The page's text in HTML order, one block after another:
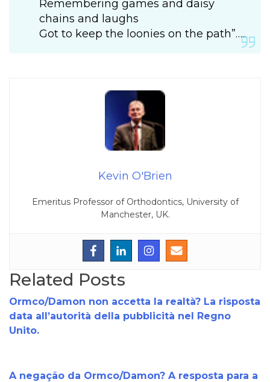
Remembering games and daisy
chains and laughs
Got to keep the loonies on the path”…..
Kevin O'Brien
Emeritus Professor of Orthodontics, University of
Manchester, UK.
Related Posts
Ormco/Damon non accetta la realtà? La risposta
data all’autorità della pubblicità nel Regno
Unito.
A negação da Ormco/Damon? A resposta para a